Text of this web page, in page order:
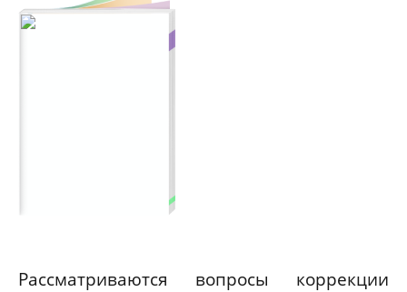
Рассматриваются вопросы коррекции